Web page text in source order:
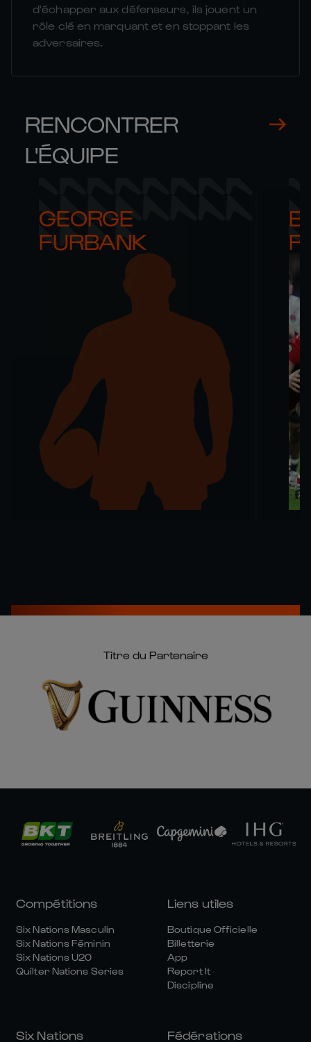
d'échapper aux défenseurs, ils jouent un
rôle clé en marquant et en stoppant les
adversaires.
RENCONTRER
L'ÉQUIPE
GEORGE
FURBANK
Titre du Partenaire
Compétitions
Six Nations Masculin
Six Nations Féminin
Six Nations U20
Quilter Nations Series
Liens utiles
Boutique Officielle
Billetterie
App
Report It
Discipline
Six Nations Fédérations